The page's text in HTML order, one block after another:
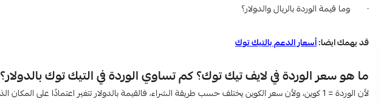
· وما قيمة الوردة بالريال والدولار؟
قد يهمك ايضا:أسعار الدعم بالتيك توك
ما هو سعر الوردة في لايف تيك توك؟ كم تساوي الوردة في التيك توك بالدولار؟
لأن الوردة = 1 كوين، ولأن سعر الكوين يختلف حسب طريقة الشراء، فالقيمة بالدولار تتغير اعتمادًا على المكان الذي تشتري منه الكوينز وبشكل عام: